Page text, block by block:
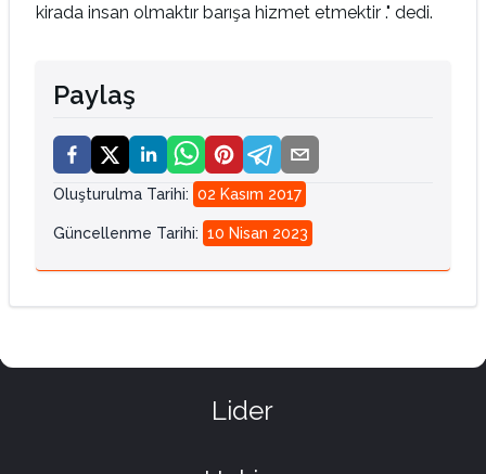
kirada insan olmaktır barışa hizmet etmektir ." dedi.
Paylaş
Oluşturulma Tarihi: 02 Kasım 2017
Güncellenme Tarihi: 10 Nisan 2023
Lider